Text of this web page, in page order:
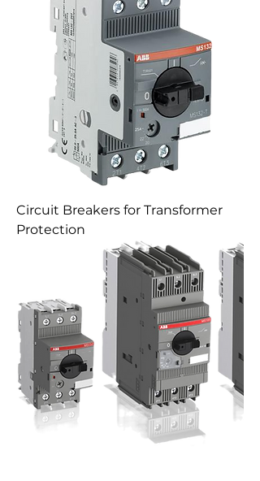
Circuit Breakers for Transformer
Protection